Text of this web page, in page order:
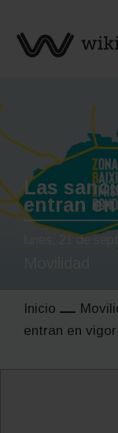
Las
entran en
lunes, 21 de
Inicio
entran en